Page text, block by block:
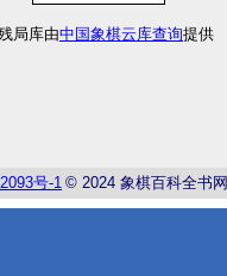
局库由中国象棋云库查询提供
号-1 © 2024 象棋百科全书网